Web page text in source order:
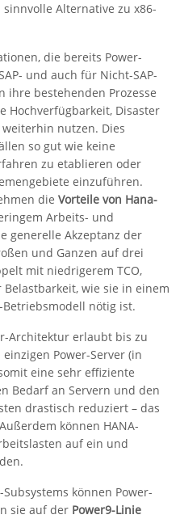
Alternative zu x86-
die bereits Power-
und auch für Nicht-SAP-
ihre bestehenden Prozesse
Hochverfügbarkeit, Disaster
weiterhin nutzen. Dies
so gut wie keine
zu etablieren oder
einzuführen.
die Vorteile von Hana-
Arbeits- und
generelle Akzeptanz der
und Ganzen auf drei
mit niedrigerem TCO,
wie sie in einem
nötig ist.
Architektur erlaubt bis zu
Power-Server (in
eine sehr effiziente
Bedarf an Servern und den
drastisch reduziert – das
können HANA-
auf ein und
können Power-
sie auf der Power9-Linie